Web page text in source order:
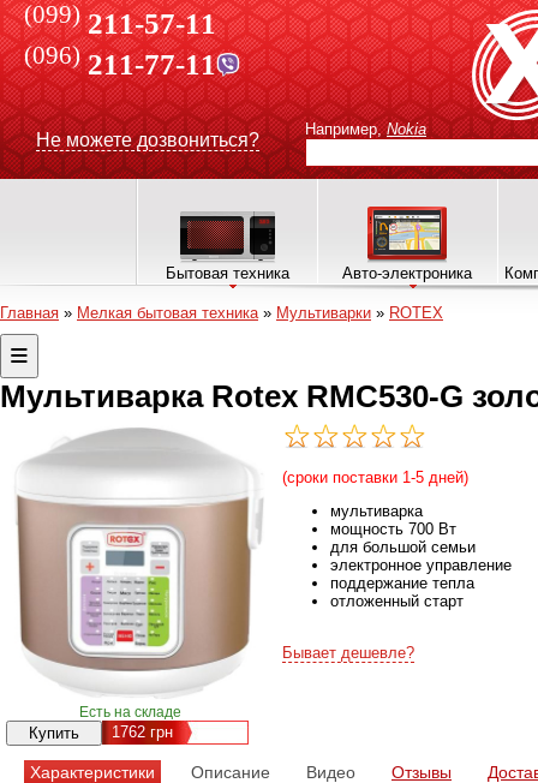
(099) 211-57-11
(096)211-77-11
Не можете дозвониться?
Например, Nokia
Бытовая техника Авто-электроника
Главная » Мелкая бытовая техника» Мультиварки » ROTEX
Мультиварка Rotex RMC530-G
Есть на складе
1762 грн
(сроки поставки 1-5 дней)
мультиварка
мощность 700 Вт
для большой семьи
электронное управление
поддержание тепла
отложенный старт
Бывает дешевле?
Характеристики Описание Видео Отзывы